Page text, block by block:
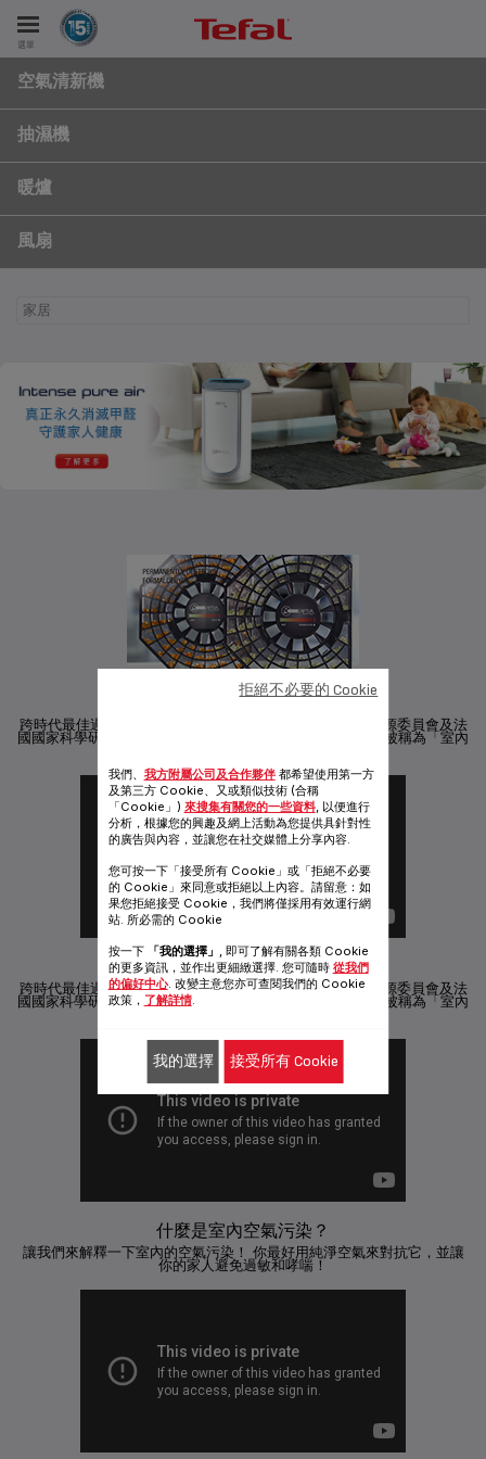
選單
空氣清新機
抽濕機
暖爐
風扇
家居
跨時代最佳過濾技術*! NanoCaptur™ 由法國原子能與新能源委員會及法
國國家科學研究中心歷時十年研發專利技術。有效徹底消滅被稱為「室內
最佳過濾技術
跨時代最佳過濾技術*! NanoCaptur™ 由法國原子能與新能源委員會及法
國國家科學研究中心歷時十年研發專利技術。有效徹底消滅被稱為「室內
什麼是室內空氣污染？
讓我們來解釋一下室內的空氣污染！ 你最好用純淨空氣來對抗它，並讓
你的家人避免過敏和哮喘！
我們、 我方附屬公司及合作夥伴都希望使用第一方
及第三方 Cookie、又或類似技術 (合稱
「Cookie」) 來搜集有關您的一些資料, 以便進行
分析，根據您的興趣及網上活動為您提供具針對性
的廣告與內容，並讓您在社交媒體上分享內容.
您可按一下「接受所有 Cookie」或「拒絕不必要
的 Cookie」來同意或拒絕以上內容。請留意：如
果您拒絕接受 Cookie，我們將僅採用有效運行網
站. 所必需的 Cookie
按一下 「我的選擇」 , 即可了解有關各類 Cookie
的更多資訊，並作出更細緻選擇. 您可隨時 從我們
的偏好中心. 改變主意您亦可查閱我們的 Cookie
政策， 了解詳情.
拒絕不必要的 Cookie
我的選擇 接受所有 Cookie